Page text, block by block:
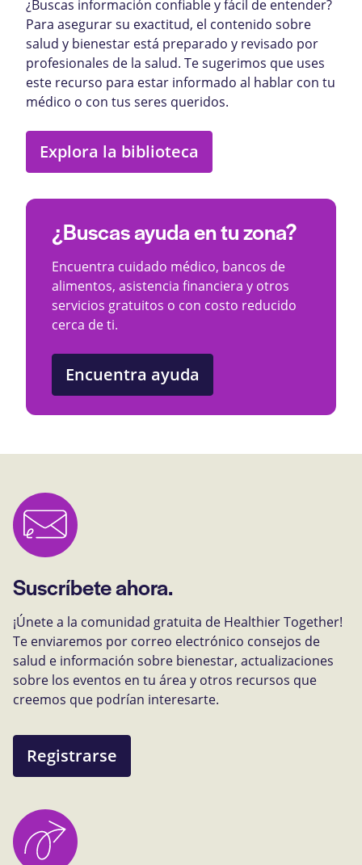
¿Buscas información confiable y fácil de entender?
Para asegurar su exactitud, el contenido sobre
salud y bienestar está preparado y revisado por
profesionales de la salud. Te sugerimos que uses
este recurso para estar informado al hablar con tu
médico o con tus seres queridos.
Explora la biblioteca
¿Buscas ayuda en tu zona?
Encuentra cuidado médico, bancos de
alimentos, asistencia financiera y otros
servicios gratuitos o con costo reducido
cerca de ti.
Encuentra ayuda
Suscríbete ahora.
¡Únete a la comunidad gratuita de Healthier Together!
Te enviaremos por correo electrónico consejos de
salud e información sobre bienestar, actualizaciones
sobre los eventos en tu área y otros recursos que
creemos que podrían interesarte.
Registrarse